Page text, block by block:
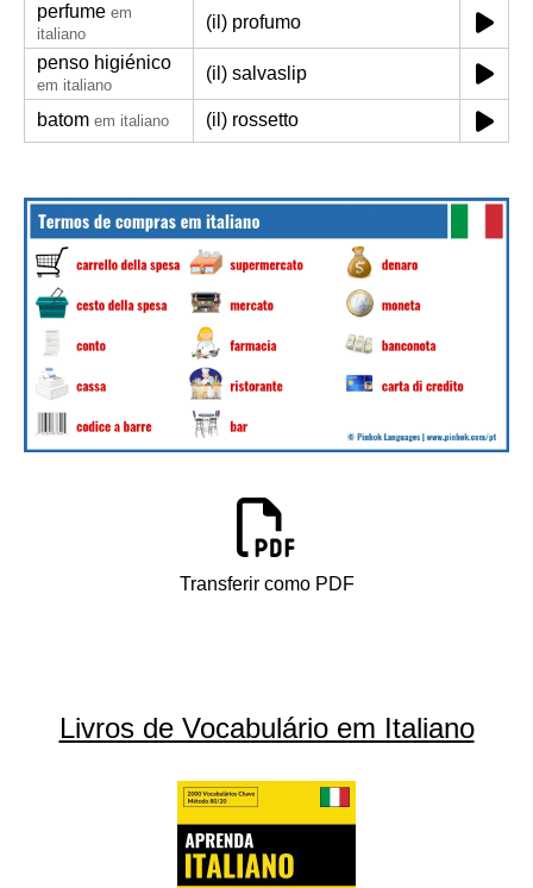
perfume em
italiano
(il) profumo
penso higiénico
em italiano
(il) salvaslip
batom em italiano (il) rossetto
Transferir como PDF
Livros de Vocabulário em Italiano